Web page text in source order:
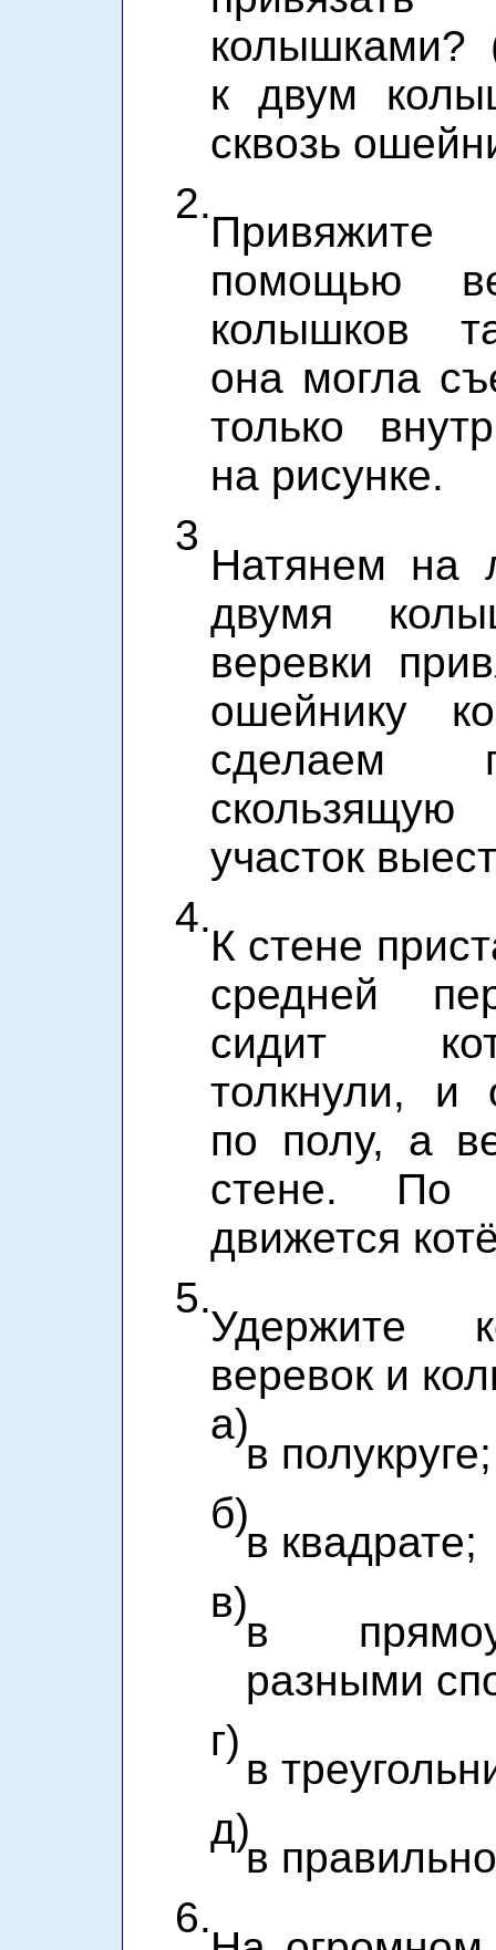
колышками?
к двум
сквозь
2.
помощью
колышков
она могла
только
на рисунке.
3
Натянем на
двумя
веревки
ошейнику
сделаем
скользящую
участок
4.
К стене
средней
сидит
толкнули, и
по полу, а
стене. По
движется
5.
Удержите
веревок и
а)
в полукруге;
б)
в квадрате;
в)
в
разными
г)
в
д)
в
6.